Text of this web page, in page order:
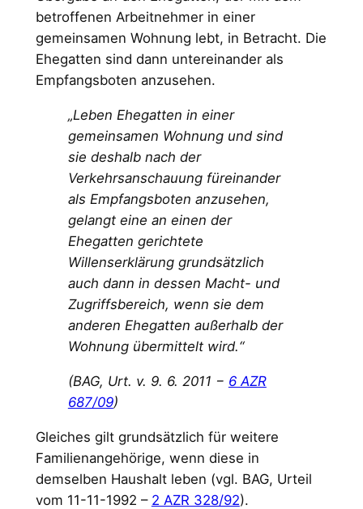
betroffenen Arbeitnehmer in einer
gemeinsamen Wohnung lebt, in Betracht. Die
Ehegatten sind dann untereinander als
Empfangsboten anzusehen.
„Leben Ehegatten in einer
gemeinsamen Wohnung und sind
sie deshalb nach der
Verkehrsanschauung füreinander
als Empfangsboten anzusehen,
gelangt eine an einen der
Ehegatten gerichtete
Willenserklärung grundsätzlich
auch dann in dessen Macht- und
Zugriffsbereich, wenn sie dem
anderen Ehegatten außerhalb der
Wohnung übermittelt wird.“
(BAG, Urt. v. 9. 6. 2011 − 6 AZR
687/09)
Gleiches gilt grundsätzlich für weitere
Familienangehörige, wenn diese in
demselben Haushalt leben (vgl. BAG, Urteil
vom 11-11-1992 – 2 AZR 328/92).